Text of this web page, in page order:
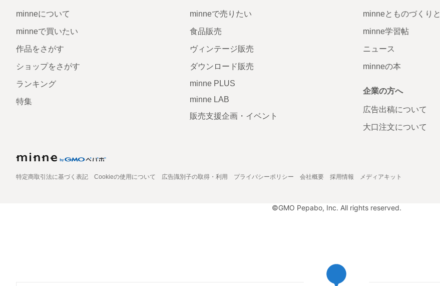
minneについて
minneで買いたい
作品をさがす
ショップをさがす
ランキング
特集
minneで売りたい
食品販売
ヴィンテージ販売
ダウンロード販売
minne PLUS
minne LAB
販売支援企画・イベント
minneとものづくりと
minne学習帖
ニュース
minneの本
企業の方へ
広告出稿について
大口注文について
特定商取引法に基づく表記 Cookieの使用について 広告識別子の取得・利用 プライバシーポリシー 会社概要 採用情報 メディアキット
©GMO Pepabo, Inc. All rights reserved.